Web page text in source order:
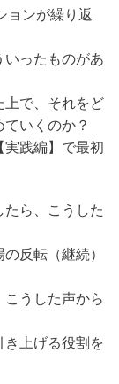
ョンが繰り返
ったものがあ
上で、それをど
いくのか？
実践編】で最初
ら、こうした
反転（継続）
こうした声から
き上げる役割を